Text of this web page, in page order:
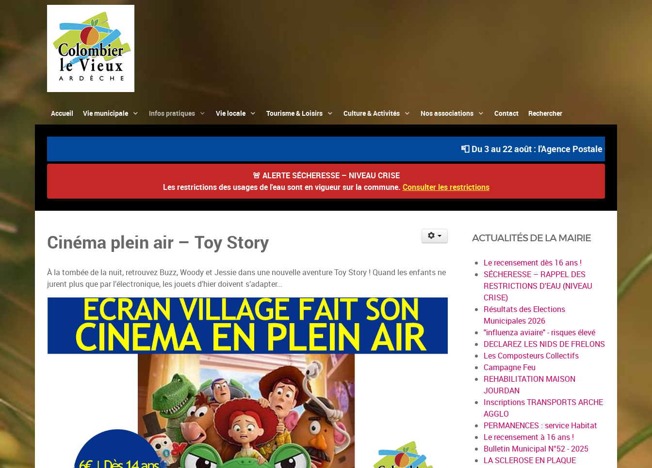
Accueil Vie municipale Infos pratiques Vie locale Tourisme & Loisirs Culture & Activités Nos associations Contact Rechercher
📮 Du 3 au 22 août : l'Agence Postale Communale est
🚨 ALERTE SÉCHERESSE – NIVEAU CRISE
Les restrictions des usages de l'eau sont en vigueur sur la commune. Consulter les restrictions
Cinéma plein air – Toy Story
À la tombée de la nuit, retrouvez Buzz, Woody et Jessie dans une nouvelle aventure Toy Story ! Quand les enfants ne
jurent plus que par l’électronique, les jouets d’hier doivent s’adapter…
ACTUALITÉS DE LA MAIRIE
Le recensement dès 16 ans !
SÉCHERESSE – RAPPEL DES
RESTRICTIONS D'EAU (NIVEAU
CRISE)
Résultats des Elections
Municipales 2026
"influenza aviaire" - risques élevé
DECLAREZ LES NIDS DE FRELONS
Les Composteurs Collectifs
Campagne Feu
REHABILITATION MAISON
JOURDAN
Inscriptions TRANSPORTS ARCHE
AGGLO
PERMANENCES : service Habitat
Le recensement à 16 ans !
Bulletin Municipal N°52 - 2025
LA SCLEROSE EN PLAQUE